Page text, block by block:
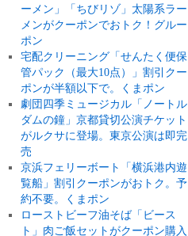
ーメン」「ちびリゾ」太陽系ラー
メンがクーポンでおトク！グルー
ポン
宅配クリーニング「せんたく便保
管パック（最大10点）」割引クー
ポンが半額以下で。くまポン
劇団四季ミュージカル「ノートル
ダムの鐘」京都貸切公演チケット
がルクサに登場。東京公演は即完
売
京浜フェリーボート「横浜港内遊
覧船」割引クーポンがおトク。予
約不要。くまポン
ローストビーフ油そば「ビース
ト」肉ご飯セットがクーポン購入